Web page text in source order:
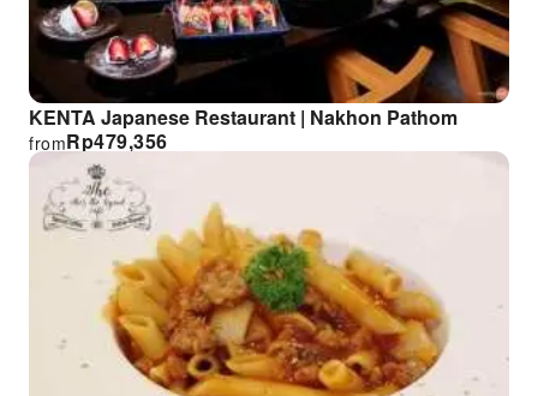
KENTA Japanese Restaurant | Nakhon Pathom
Rp479,356
from